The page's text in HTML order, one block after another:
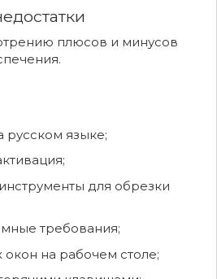
плюсов и минусов
русском языке;
для обрезки
требования;
окон на рабочем столе;